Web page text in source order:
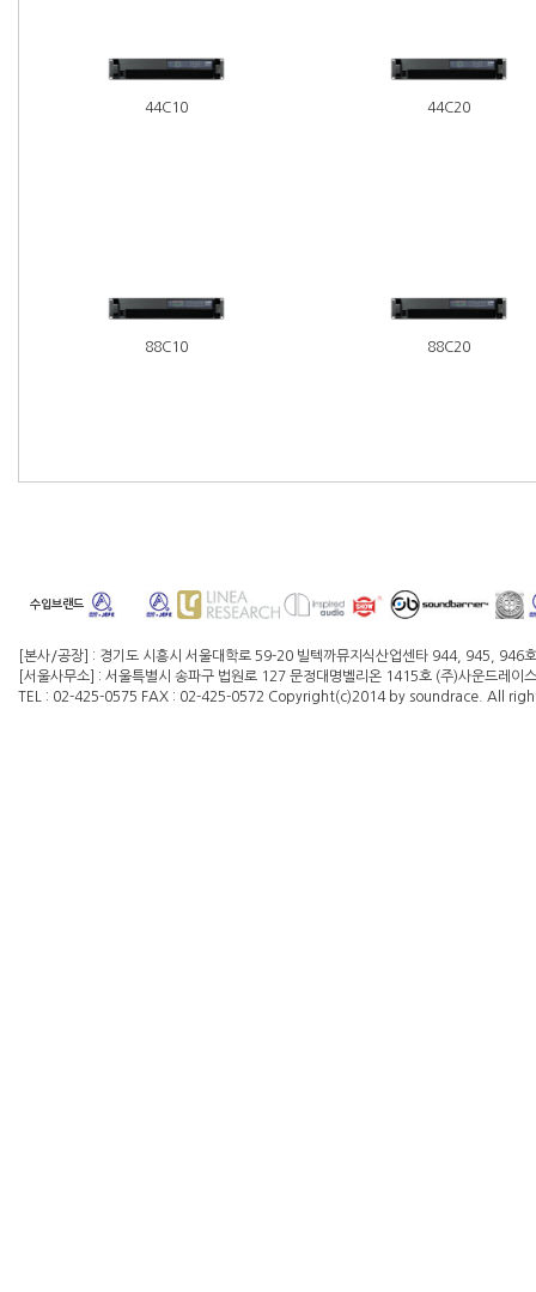
44C10 44C20
88C10 88C20
수입브랜드
[본사/공장] : 경기도 시흥시 서울대학로 59-20 빌텍까뮤지식산업센타 944, 945, 946호
[서울사무소] : 서울특별시 송파구 법원로 127 문정대명벨리온 1415호 (주)사운드레
TEL : 02-425-0575 FAX : 02-425-0572 Copyright(c)2014 by soundrace. All